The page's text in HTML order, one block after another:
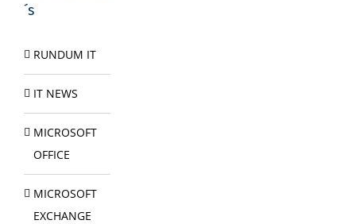
´s
RUNDUM IT
IT NEWS
MICROSOFT
OFFICE
MICROSOFT
EXCHANGE